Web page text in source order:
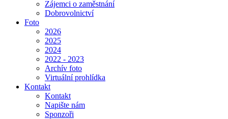
Zájemci o zaměstnání
Dobrovolnictví
Foto
2026
2025
2024
2022 - 2023
Archív foto
Virtuální prohlídka
Kontakt
Kontakt
Napište nám
Sponzoři